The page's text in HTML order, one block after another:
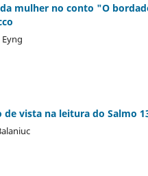
mulher no conto "O
vista na leitura do Salmo